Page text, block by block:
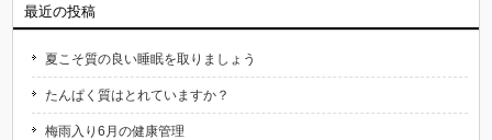
最近の投稿
夏こそ質の良い睡眠を取りましょう
たんぱく質はとれていますか？
梅雨入り6月の健康管理